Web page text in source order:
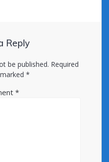
Reply
be published. Required
*
*